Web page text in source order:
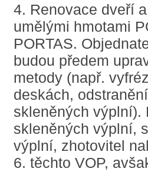
4. Renovace dveří
umělými hmotami
PORTAS.
budou předem
metody (např.
deskách,
skleněných výplní).
skleněných výplní,
výplní, zhotovitel
6. těchto VOP,